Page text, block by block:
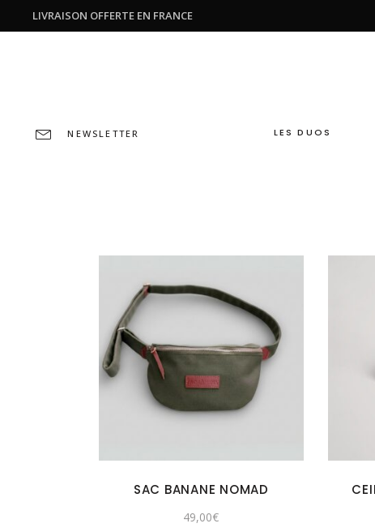
LIVRAISON OFFERTE EN FRANCE
NEWSLETTER LES DUOS
SAC BANANE NOMAD
49,00€